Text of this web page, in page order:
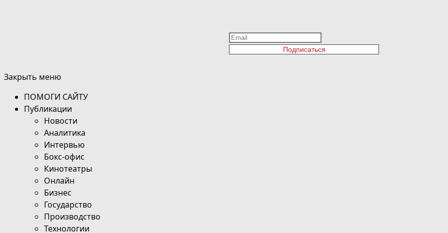
Закрыть меню
ПОМОГИ САЙТУ
Публикации
Новости
Аналитика
Интервью
Бокс-офис
Кинотеатры
Онлайн
Бизнес
Государство
Производство
Технологии